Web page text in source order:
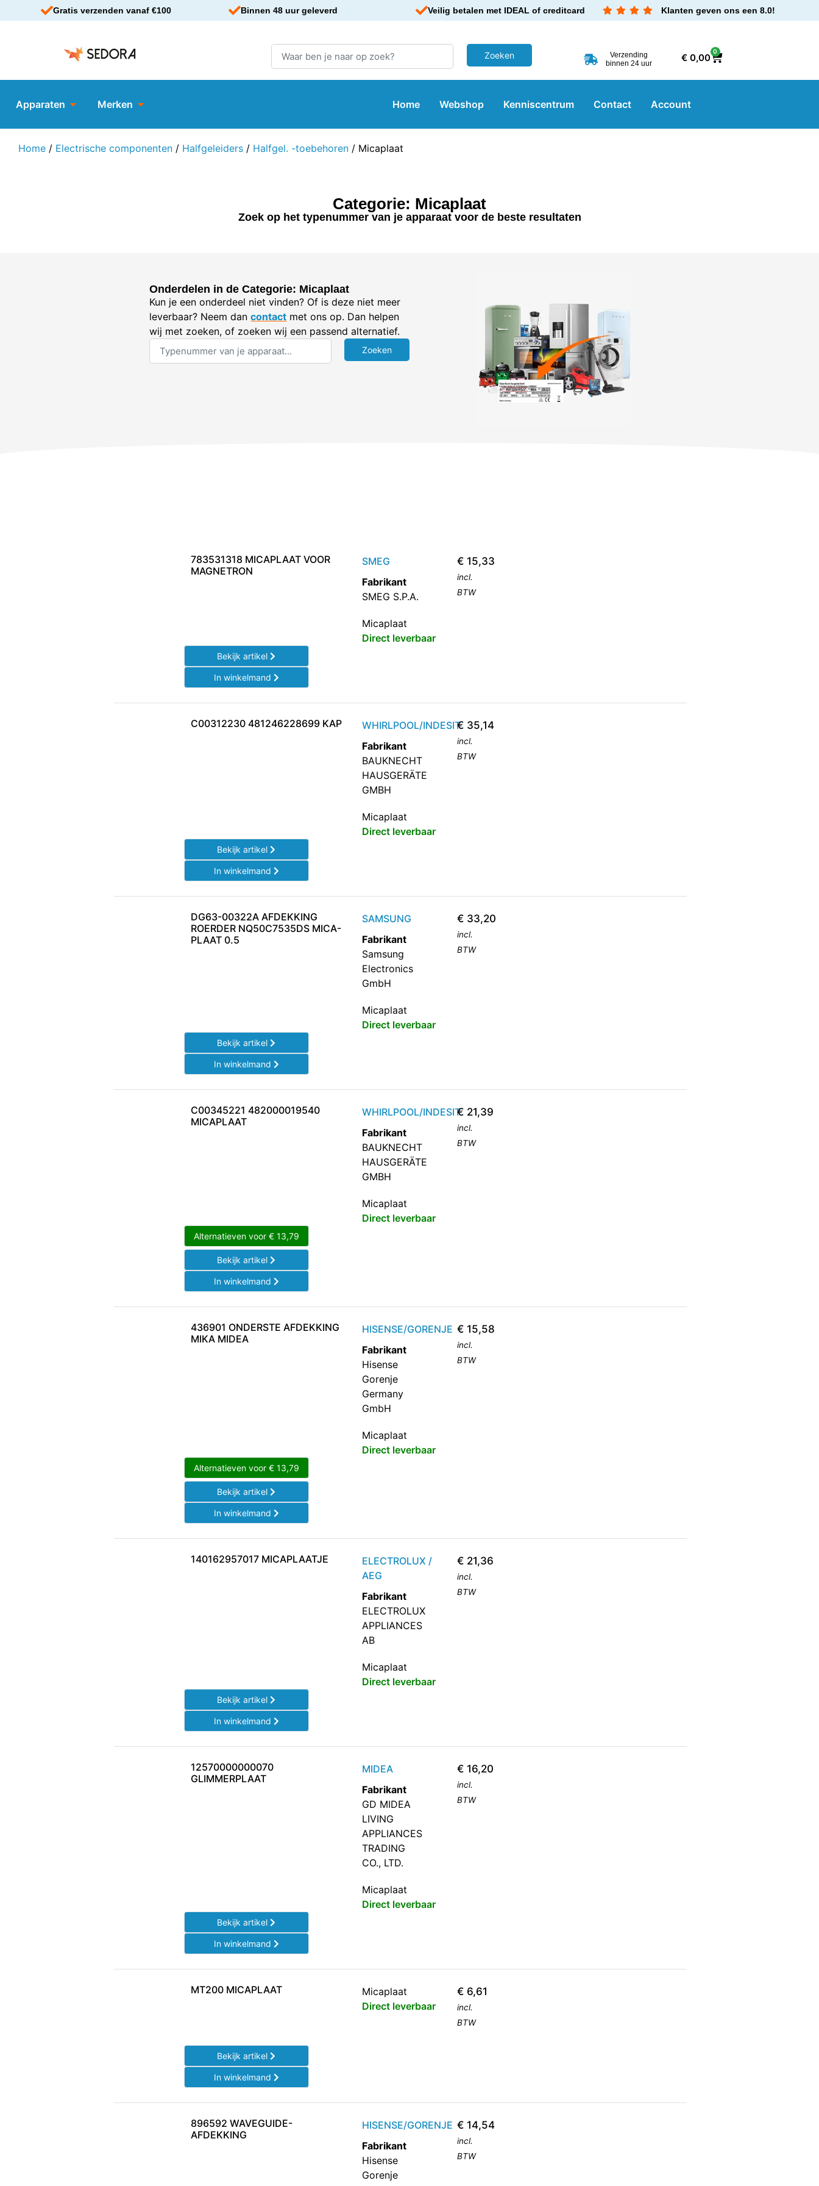
Gratis verzenden vanaf €100 Binnen 48 uur geleverd Veilig betalen met IDEAL of creditcard Klanten geven ons een 8.0!
Verzending
binnen 24 uur
€0,00
0
Apparaten Merken Home Webshop Kenniscentrum Contact Account
Home / Electrische componenten / Halfgeleiders / Halfgel. -toebehoren / Micaplaat
Categorie: Micaplaat
Zoek op het typenummer van je apparaat voor de beste resultaten
Onderdelen in de Categorie: Micaplaat
Kun je een onderdeel niet vinden? Of is deze niet meer
leverbaar? Neem dancontact met ons op. Dan helpen
wij met zoeken, of zoeken wij een passend alternatief.
783531318 MICAPLAAT VOOR
MAGNETRON
SMEG
Fabrikant
SMEG S.P.A.
Micaplaat
Direct leverbaar
€ 15,33
incl.
BTW
Bekijk artikel
In winkelmand
C00312230 481246228699 KAP
WHIRLPOOL/INDESIT
Fabrikant
BAUKNECHT
HAUSGERÄTE
GMBH
Micaplaat
Direct leverbaar
€ 35,14
incl.
BTW
Bekijk artikel
In winkelmand
DG63-00322A AFDEKKING
ROERDER NQ50C7535DS MICA-
PLAAT 0.5
SAMSUNG
Fabrikant
Samsung
Electronics
GmbH
Micaplaat
Direct leverbaar
€ 33,20
incl.
BTW
Bekijk artikel
In winkelmand
C00345221 482000019540
MICAPLAAT
WHIRLPOOL/INDESIT
Fabrikant
BAUKNECHT
HAUSGERÄTE
GMBH
Micaplaat
Direct leverbaar
€ 21,39
incl.
BTW
Alternatieven voor €13,79
Bekijk artikel
In winkelmand
436901 ONDERSTE AFDEKKING
MIKA MIDEA
HISENSE/GORENJE
Fabrikant
Hisense
Gorenje
Germany
GmbH
Micaplaat
Direct leverbaar
€ 15,58
incl.
BTW
Alternatieven voor €13,79
Bekijk artikel
In winkelmand
140162957017 MICAPLAATJE
ELECTROLUX /
AEG
Fabrikant
ELECTROLUX
APPLIANCES
AB
Micaplaat
Direct leverbaar
€ 21,36
incl.
BTW
Bekijk artikel
In winkelmand
12570000000070
GLIMMERPLAAT
MIDEA
Fabrikant
GD MIDEA
LIVING
APPLIANCES
TRADING
CO., LTD.
Micaplaat
Direct leverbaar
€ 16,20
incl.
BTW
Bekijk artikel
In winkelmand
MT200 MICAPLAAT
Micaplaat
Direct leverbaar
€ 6,61
incl.
BTW
Bekijk artikel
In winkelmand
896592 WAVEGUIDE-
AFDEKKING
HISENSE/GORENJE
Fabrikant
Hisense
Gorenje
€ 14,54
incl.
BTW